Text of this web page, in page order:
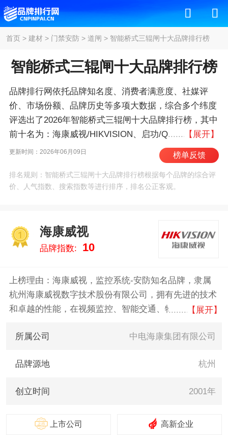
首页 > 建材> 门禁安防> 道闸 > 智能桥式三辊闸十大品牌排行榜
智能桥式三辊闸十大品牌排行榜
品牌排行网依托品牌知名度、消费者满意度、社媒评
价、市场份额、品牌历史等多项大数据，综合多个纬度
评选出了2026年智能桥式三辊闸十大品牌排行榜，其中
前十名为：海康威视/HIKVISION、启功/QiGong、熵
基/ZKTECO、红门/HongMen、车安/Carsafe、安居
宝/ANJUBAO、大华/DAHUA、富士智能/FUJICA、博
思高/boostedgoal、道尔智控 。我们致力于用最真实的
数据告诉您智能桥式三辊闸什么牌子好，供您参考。
【展开】
更新时间：2026年06月09日 榜单反馈
排名规则：智能桥式三辊闸十大品牌排行榜根据每个品牌的综合评
价、人气指数、搜索指数等进行排序，排名公正客观。
1
海康威视
品牌指数: 10
上榜理由：海康威视，监控系统-安防知名品牌，隶属
杭州海康威视数字技术股份有限公司，拥有先进的技术
和卓越的性能，在视频监控、智能交通、物联网等领域
产品。
【展开】
所属公司 中电海康集团有限公司
品牌源地 杭州
创立时间 2001年
上市公司 高新企业